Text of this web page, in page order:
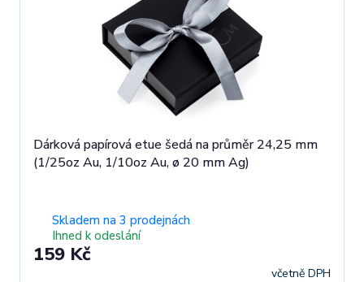
Dárková papírová etue šedá na průměr 24,25 mm
(1/25oz Au, 1/10oz Au, ø 20 mm Ag)
Skladem na 3 prodejnách
Ihned k odeslání
159 Kč
včetně DPH